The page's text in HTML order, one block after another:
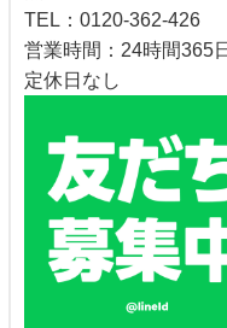
TEL：0120-362-426
営業時間：24時間365日
定休日なし